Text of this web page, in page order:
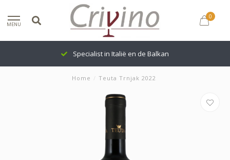
MENU
0
Specialist in Italië en de Balkan
Home / Teuta Trnjak 2022